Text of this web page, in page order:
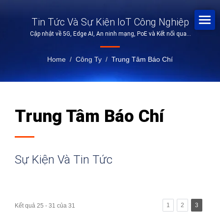
Tin Tức Và Sự Kiện IoT Công Nghiệp
Cập nhật về 5G, Edge AI, An ninh mạng, PoE và Kết nối quan
Home / Công Ty / Trung Tâm Báo Chí
Trung Tâm Báo Chí
Sự Kiện Và Tin Tức
Kết quả 25 - 31 của 31 1 2 3